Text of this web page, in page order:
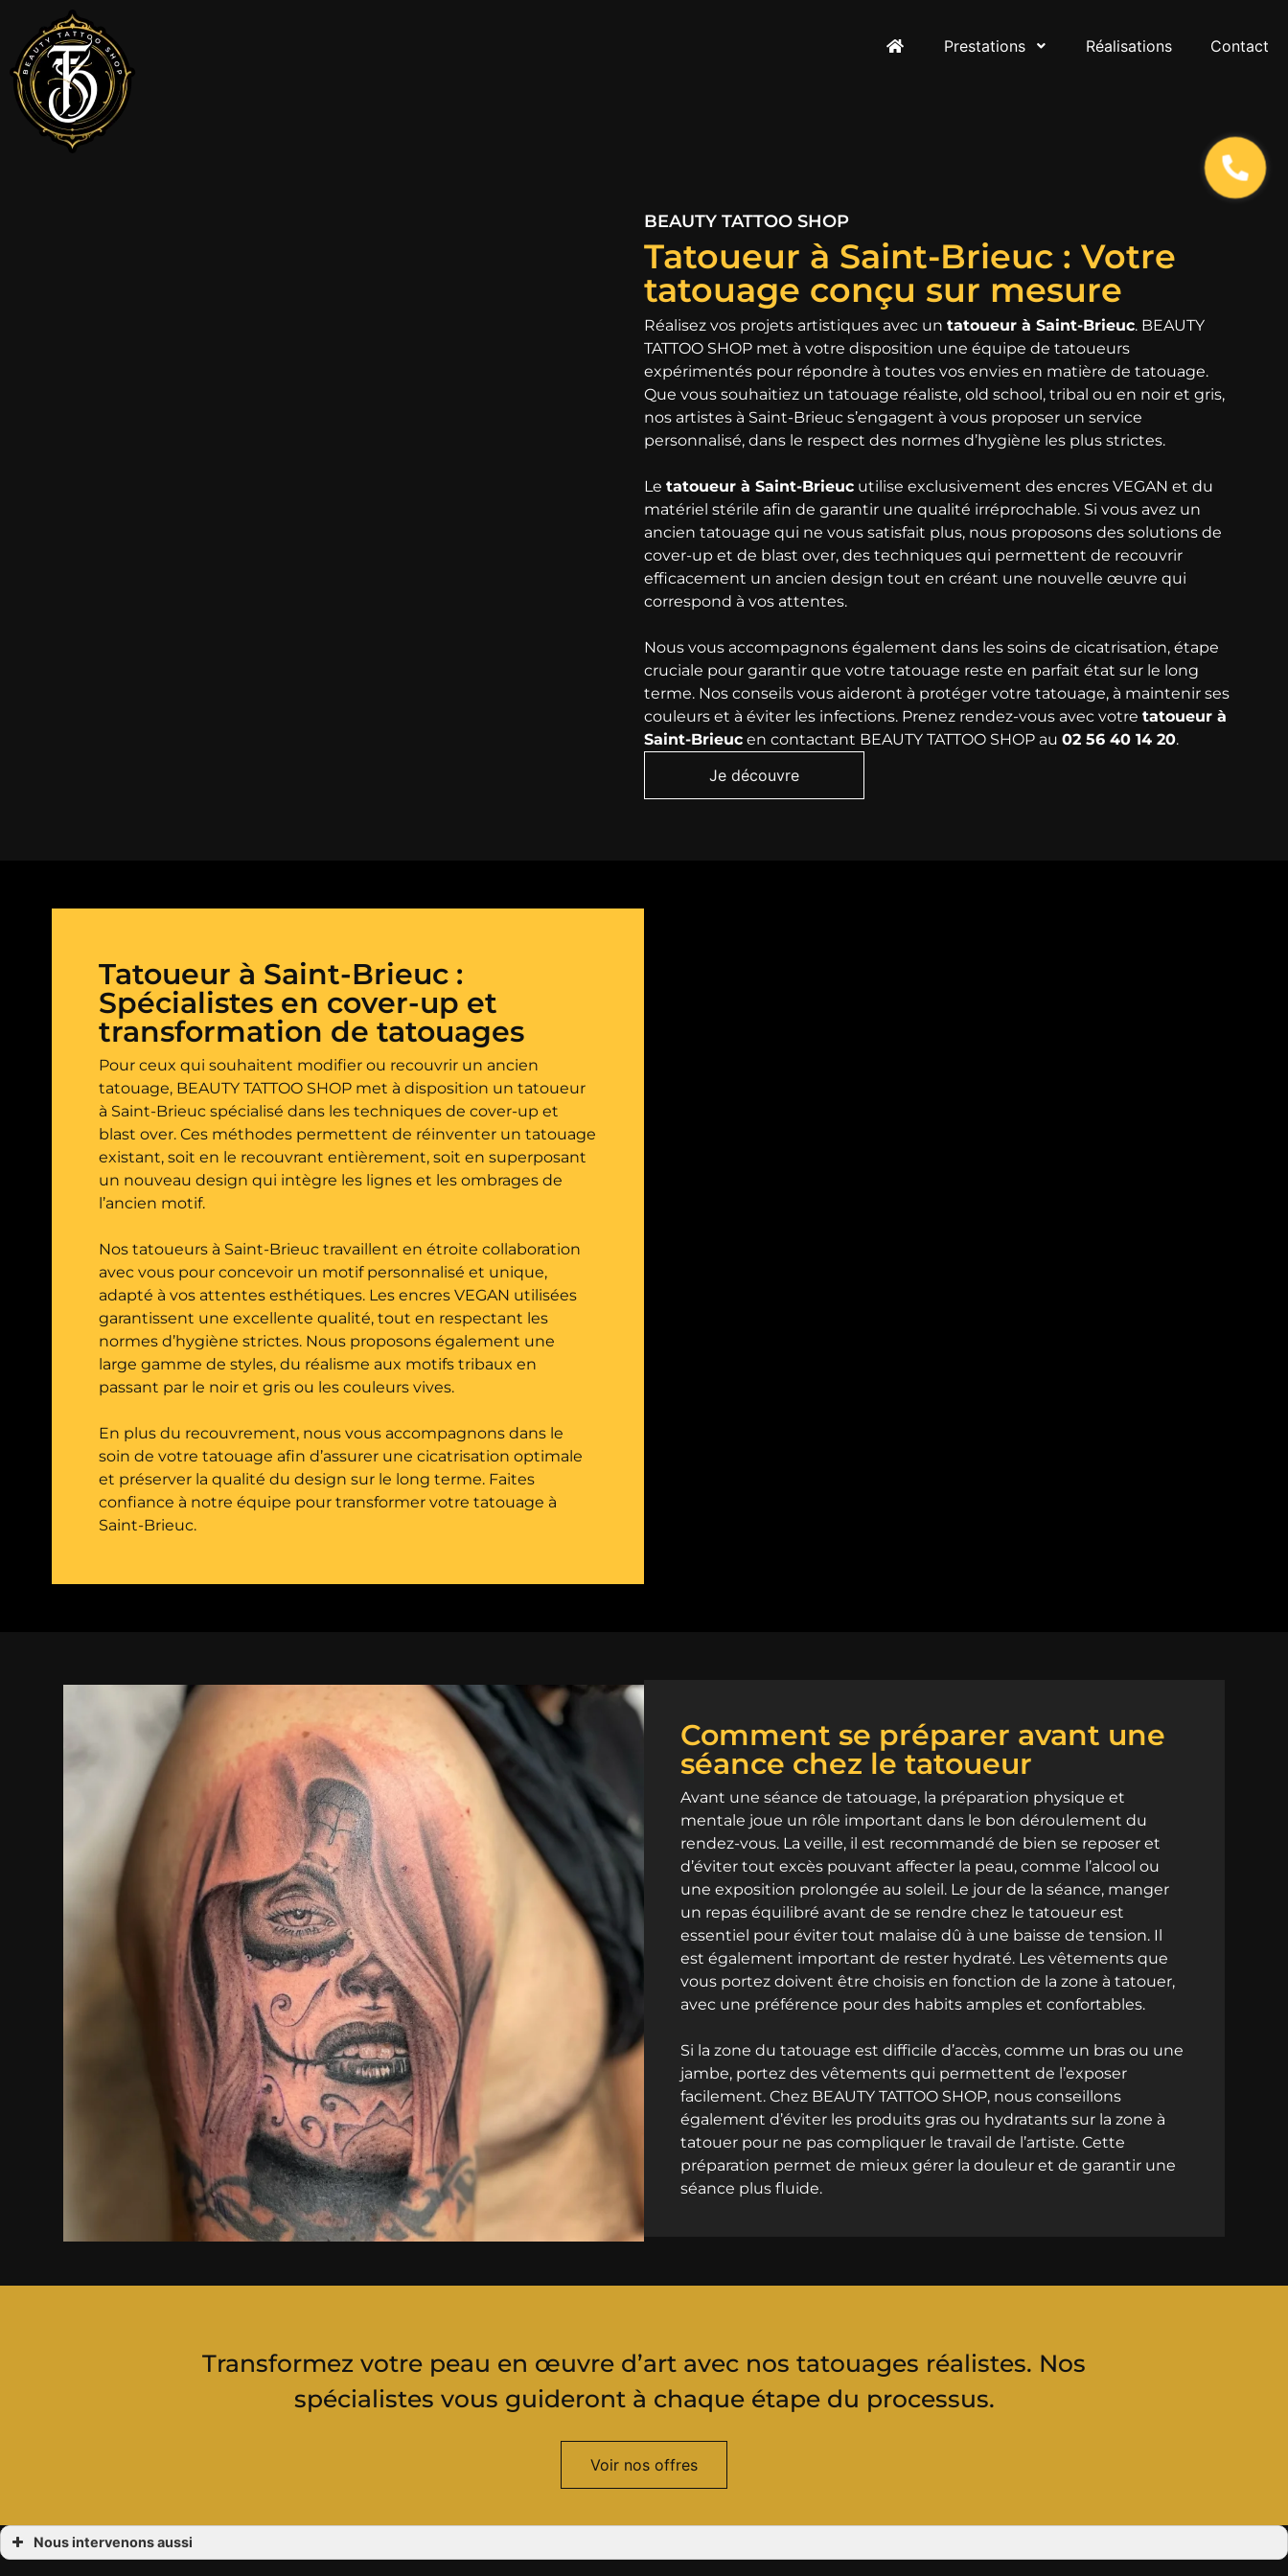
Prestations Réalisations Contact
BEAUTY TATTOO SHOP
Tatoueur à Saint-Brieuc : Votre
tatouage conçu sur mesure
Réalisez vos projets artistiques avec un tatoueur à Saint-Brieuc. BEAUTY
TATTOO SHOP met à votre disposition une équipe de tatoueurs
expérimentés pour répondre à toutes vos envies en matière de tatouage.
Que vous souhaitiez un tatouage réaliste, old school, tribal ou en noir et gris,
nos artistes à Saint-Brieuc s’engagent à vous proposer un service
personnalisé, dans le respect des normes d’hygiène les plus strictes.
Le tatoueur à Saint-Brieuc utilise exclusivement des encres VEGAN et du
matériel stérile afin de garantir une qualité irréprochable. Si vous avez un
ancien tatouage qui ne vous satisfait plus, nous proposons des solutions de
cover-up et de blast over, des techniques qui permettent de recouvrir
efficacement un ancien design tout en créant une nouvelle œuvre qui
correspond à vos attentes.
Nous vous accompagnons également dans les soins de cicatrisation, étape
cruciale pour garantir que votre tatouage reste en parfait état sur le long
terme. Nos conseils vous aideront à protéger votre tatouage, à maintenir ses
couleurs et à éviter les infections. Prenez rendez-vous avec votre tatoueur à
Saint-Brieuc en contactant BEAUTY TATTOO SHOP au 02 56 40 14 20.
Je découvre
Tatoueur à Saint-Brieuc :
Spécialistes en cover-up et
transformation de tatouages
Pour ceux qui souhaitent modifier ou recouvrir un ancien
tatouage, BEAUTY TATTOO SHOP met à disposition un tatoueur
à Saint-Brieuc spécialisé dans les techniques de cover-up et
blast over. Ces méthodes permettent de réinventer un tatouage
existant, soit en le recouvrant entièrement, soit en superposant
un nouveau design qui intègre les lignes et les ombrages de
l’ancien motif.
Nos tatoueurs à Saint-Brieuc travaillent en étroite collaboration
avec vous pour concevoir un motif personnalisé et unique,
adapté à vos attentes esthétiques. Les encres VEGAN utilisées
garantissent une excellente qualité, tout en respectant les
normes d’hygiène strictes. Nous proposons également une
large gamme de styles, du réalisme aux motifs tribaux en
passant par le noir et gris ou les couleurs vives.
En plus du recouvrement, nous vous accompagnons dans le
soin de votre tatouage afin d’assurer une cicatrisation optimale
et préserver la qualité du design sur le long terme. Faites
confiance à notre équipe pour transformer votre tatouage à
Saint-Brieuc.
Comment se préparer avant une
séance chez le tatoueur
Avant une séance de tatouage, la préparation physique et
mentale joue un rôle important dans le bon déroulement du
rendez-vous. La veille, il est recommandé de bien se reposer et
d’éviter tout excès pouvant affecter la peau, comme l’alcool ou
une exposition prolongée au soleil. Le jour de la séance, manger
un repas équilibré avant de se rendre chez le tatoueur est
essentiel pour éviter tout malaise dû à une baisse de tension. Il
est également important de rester hydraté. Les vêtements que
vous portez doivent être choisis en fonction de la zone à tatouer,
avec une préférence pour des habits amples et confortables.
Si la zone du tatouage est difficile d’accès, comme un bras ou une
jambe, portez des vêtements qui permettent de l’exposer
facilement. Chez BEAUTY TATTOO SHOP, nous conseillons
également d’éviter les produits gras ou hydratants sur la zone à
tatouer pour ne pas compliquer le travail de l’artiste. Cette
préparation permet de mieux gérer la douleur et de garantir une
séance plus fluide.
Transformez votre peau en œuvre d’art avec nos tatouages réalistes. Nos
spécialistes vous guideront à chaque étape du processus.
Voir nos offres
Nous intervenons aussi